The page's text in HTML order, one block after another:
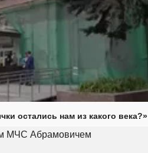
остались нам из какого века?»